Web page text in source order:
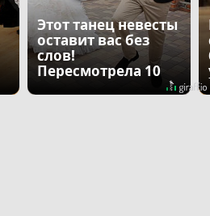
Этот танец невесты
оставит вас без
слов!
Пересмотрела 10